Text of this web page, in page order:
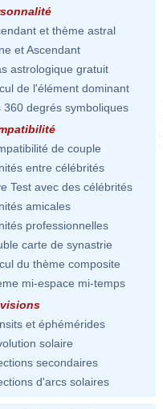
et thème astral
et Ascendant
astrologique gratuit
de l'élément dominant
360 degrés symboliques
de couple
entre célébrités
Test avec des célébrités
amicales
professionnelles
carte de synastrie
du thème composite
mi-espace mi-temps
et éphémérides
solaire
secondaires
d'arcs solaires